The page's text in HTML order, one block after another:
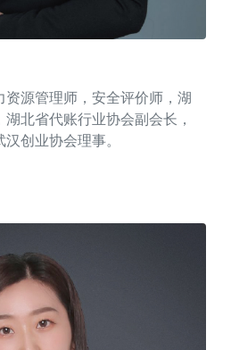
源管理师，安全评价师，湖
北省代账行业协会副会长，
创业协会理事。